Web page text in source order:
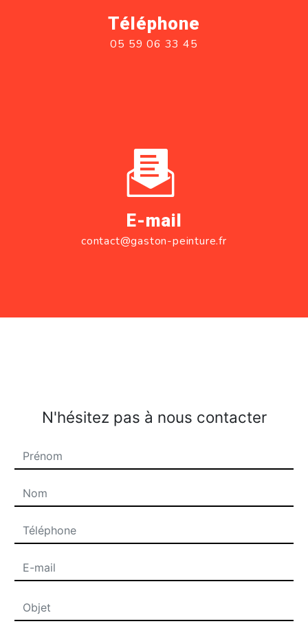
Téléphone
05 59 06 33 45
E-mail
contact@gaston-peinture.fr
N'hésitez pas à nous contacter